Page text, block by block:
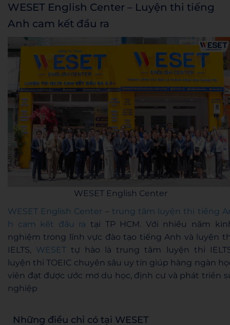
WESET English Center – Luyện thi tiếng
Anh cam kết đầu ra
WESET English Center
WESET English Center – trung tâm luyện thi tiếng
h cam kết đầu ra tại TP HCM. Với nhiều năm
nghiệm trong lĩnh vực đào tạo tiếng Anh và luyện
IELTS, WESET tự hào là trung tâm luyện thi
luyện thi TOEIC chuyên sâu uy tín giúp hàng ngàn
viên đạt được ước mơ du học, định cư và phát triển
nghiệp
Những điều chỉ có tại WESET